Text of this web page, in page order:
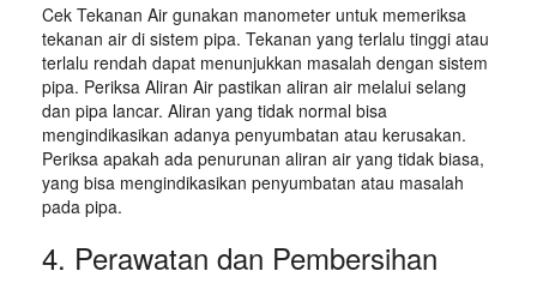
Cek Tekanan Air gunakan manometer untuk memeriksa
tekanan air di sistem pipa. Tekanan yang terlalu tinggi atau
terlalu rendah dapat menunjukkan masalah dengan sistem
pipa. Periksa Aliran Air pastikan aliran air melalui selang
dan pipa lancar. Aliran yang tidak normal bisa
mengindikasikan adanya penyumbatan atau kerusakan.
Periksa apakah ada penurunan aliran air yang tidak biasa,
yang bisa mengindikasikan penyumbatan atau masalah
pada pipa.
4. Perawatan dan Pembersihan